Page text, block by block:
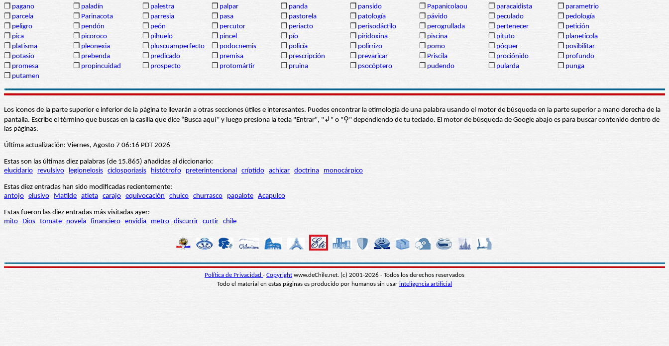
❒ pagano ❒ paladín ❒ palestra ❒ palpar ❒ panda ❒ pansido ❒ Papanicolaou ❒ paracaidista ❒ parametrio
❒ parcela ❒ Parinacota ❒ parresia ❒ pasa ❒ pastorela ❒ patología ❒ pávido ❒ peculado ❒ pedología
❒ peligro ❒ pendón ❒ peón ❒ percutor ❒ periacto ❒ perisodáctilo ❒ perogrullada ❒ pertenecer ❒ petición
❒ pica ❒ picoroco ❒ pihuelo ❒ pincel ❒ pío ❒ piridoxina ❒ piscina ❒ pituto ❒ planetícola
❒ platisma ❒ pleonexia ❒ pluscuamperfecto ❒ podocnemis ❒ policía ❒ polirrizo ❒ pomo ❒ póquer ❒ posibilitar
❒ potasio ❒ prebenda ❒ predicado ❒ premisa ❒ prescripción ❒ prevaricar ❒ Priscila ❒ prociónido ❒ profundo
❒ promesa ❒ propincuidad ❒ prospecto ❒ protomártir ❒ pruina ❒ psocóptero ❒ pudendo ❒ pularda ❒ punga
❒ putamen
Los iconos de la parte superior e inferior de la página te llevarán a otras secciones útiles e interesantes. Puedes encontrar la etimología de una palabra usando el motor de búsqueda en la parte superior a mano derecha de la
pantalla. Escribe el término que buscas en la casilla que dice “Busca aquí” y luego presiona la tecla "Entrar", "↲" o "⚲" dependiendo de tu teclado. El motor de búsqueda de Google abajo es para buscar contenido dentro de
las páginas.
Última actualización: Viernes, Agosto 7 06:16 PDT 2026
Estas son las últimas diez palabras (de 15.865) añadidas al diccionario:
elucidario
revulsivo legionelosis ciclosporiasis histótrofo preterintencional críptido achicar doctrina monocárpico
Estas diez entradas han sido modificadas recientemente:
antojo elusivo Matilde atleta carajo equivocación chuico churrasco papalote Acapulco
Estas fueron las diez entradas más visitadas ayer:
mito
Dios tomate novela financiero envidia metro discurrir curtir chile
Política de Privacidad - Copyright www.deChile.net. (c) 2001-2026 - Todos los derechos reservados
Todo el material en estas páginas es producido por humanos sin usar inteligencia artificial